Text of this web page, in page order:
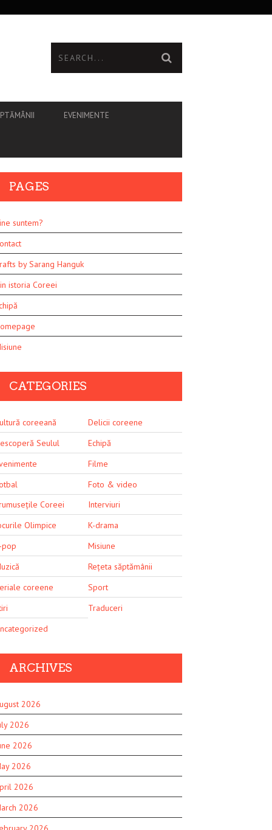
EVENIMENTE
PAGES
suntem?
by Sarang Hanguk
istoria Coreei
CATEGORIES
coreeană
Delicii coreene
Seulul
Echipă
Filme
Foto & video
Coreei
Interviuri
Olimpice
K-drama
pop
Misiune
Rețeta săptămânii
coreene
Sport
Traduceri
ARCHIVES
2026
2026
2026
2026
2026
2026